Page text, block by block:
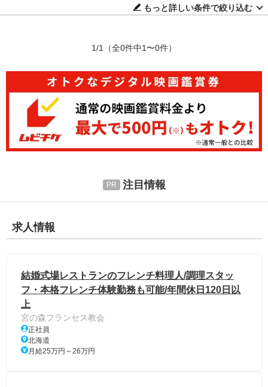
もっと詳しい条件で絞り込む
1/1 （全0件中1〜0件）
注目情報
求人情報
結婚式場レストランのフレンチ料理人/調理スタッ
フ・本格フレンチ体験勤務も可能/年間休日120日以
上
宮の森フランセス教会
正社員
北海道
月給25万円～26万円